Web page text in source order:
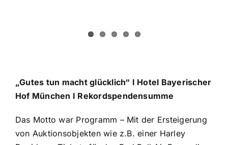
„Gutes tun macht glücklich“ I Hotel Bayerischer
Hof München I Rekordspendensumme
Das Motto war Programm – Mit der Ersteigerung
von Auktionsobjekten wie z.B. einer Harley